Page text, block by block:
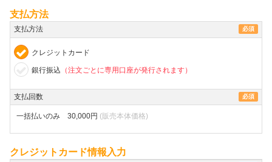
支払方法
支払方法 必須
クレジットカード
銀行振込 （注文ごとに専用口座が発行されます）
支払回数 必須
一括払いのみ 30,000円 (販売本体価格)
クレジットカード情報入力